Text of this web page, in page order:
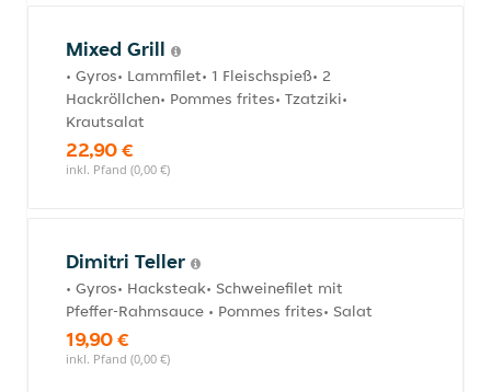
Mixed Grill
• Gyros• Lammfilet• 1 Fleischspieß• 2
Hackröllchen• Pommes frites• Tzatziki•
Krautsalat
22,90 €
inkl. Pfand (0,00 €)
Dimitri Teller
• Gyros• Hacksteak• Schweinefilet mit
Pfeffer-Rahmsauce • Pommes frites• Salat
19,90 €
inkl. Pfand (0,00 €)